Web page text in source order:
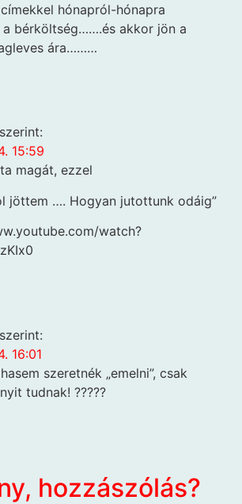
hónapról-hónapra
a bérköltség…….és akkor jön a
ára………
szerint:
15:59
magát, ezzel
jöttem …. Hogyan jutottunk odáig”
watch?
szerint:
16:01
szeretnék „emelni”, csak
tudnak! ?????
hozzászólás?